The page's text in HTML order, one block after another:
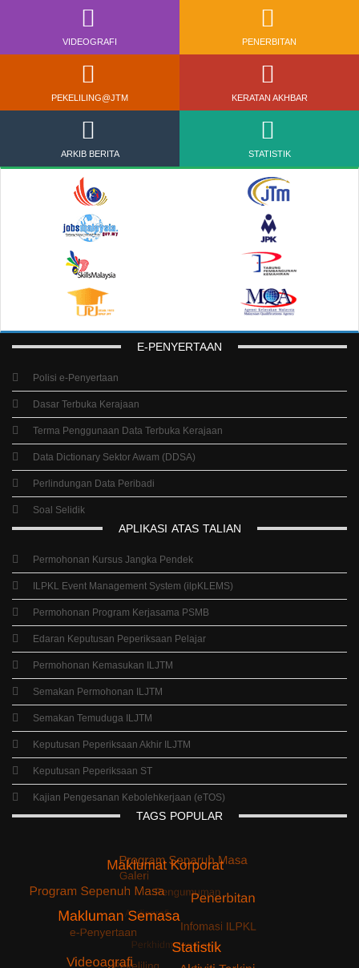
VIDEOGRAFI PENERBITAN
PEKELILING@JTM KERATAN AKHBAR
ARKIB BERITA STATISTIK
E-PENYERTAAN
Polisi e-Penyertaan
Dasar Terbuka Kerajaan
Terma Penggunaan Data Terbuka Kerajaan
Data Dictionary Sektor Awam (DDSA)
Perlindungan Data Peribadi
Soal Selidik
APLIKASI ATAS TALIAN
Permohonan Kursus Jangka Pendek
ILPKL Event Management System (ilpKLEMS)
Permohonan Program Kerjasama PSMB
Edaran Keputusan Peperiksaan Pelajar
Permohonan Kemasukan ILJTM
Semakan Permohonan ILJTM
Semakan Temuduga ILJTM
Keputusan Peperiksaan Akhir ILJTM
Keputusan Peperiksaan ST
Kajian Pengesanan Kebolehkerjaan (eTOS)
TAGS POPULAR